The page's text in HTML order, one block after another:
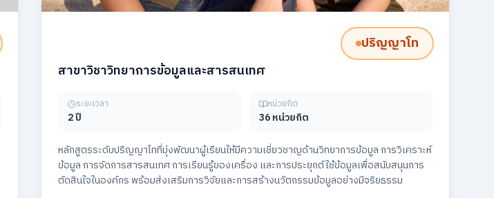
ปริญญาโท
สาขาวิชาวิทยาการข้อมูลและสารสนเทศ
ระยะเวลา
2 ปี
หน่วยกิต
36 หน่วยกิต
หลักสูตรระดับปริญญาโทที่มุ่งพัฒนาผู้เรียนให้มีความเชี่ยวชาญด้านวิทยาการข้อมูล การวิเคราะห์
ข้อมูล การจัดการสารสนเทศ การเรียนรู้ของเครื่อง และการประยุกต์ใช้ข้อมูลเพื่อสนับสนุนการ
ตัดสินใจในองค์กร พร้อมส่งเสริมการวิจัยและการสร้างนวัตกรรมข้อมูลอย่างมีจริยธรรม